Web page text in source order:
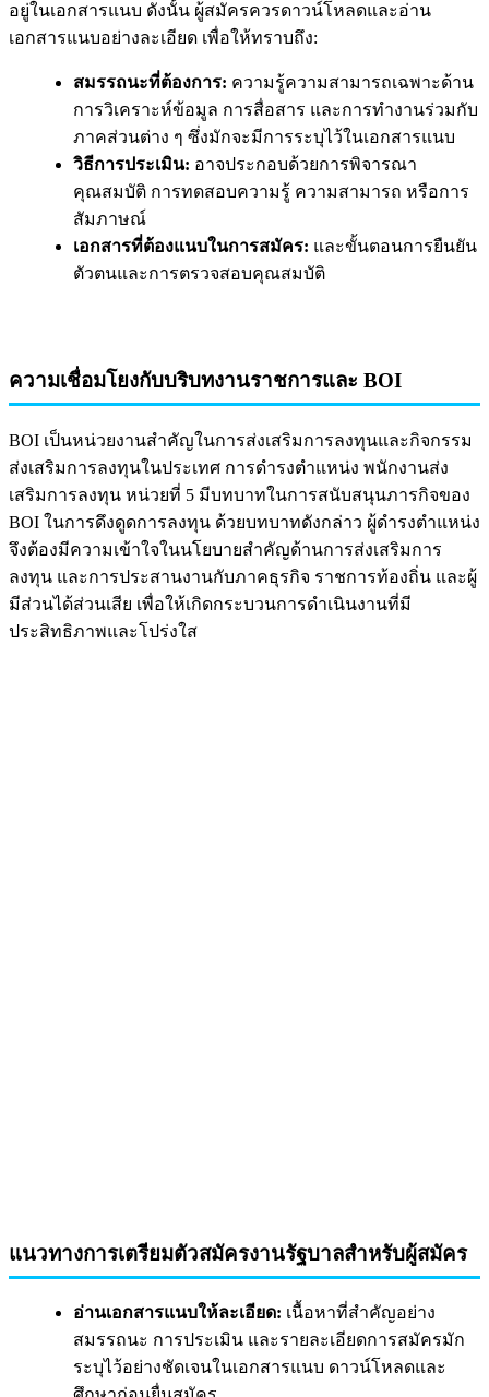
อยู่ในเอกสารแนบ ดังนั้น ผู้สมัครควรดาวน์โหลดและอ่าน
เอกสารแนบอย่างละเอียด เพื่อให้ทราบถึง:
สมรรถนะที่ต้องการ: ความรู้ความสามารถเฉพาะด้าน
การวิเคราะห์ข้อมูล การสื่อสาร และการทำงานร่วมกับ
ภาคส่วนต่าง ๆ ซึ่งมักจะมีการระบุไว้ในเอกสารแนบ
วิธีการประเมิน: อาจประกอบด้วยการพิจารณา
คุณสมบัติ การทดสอบความรู้ ความสามารถ หรือการ
สัมภาษณ์
เอกสารที่ต้องแนบในการสมัคร: และขั้นตอนการยืนยัน
ตัวตนและการตรวจสอบคุณสมบัติ
ความเชื่อมโยงกับบริบทงานราชการและ BOI
BOI เป็นหน่วยงานสำคัญในการส่งเสริมการลงทุนและกิจกรรม
ส่งเสริมการลงทุนในประเทศ การดำรงตำแหน่ง พนักงานส่ง
เสริมการลงทุน หน่วยที่ 5 มีบทบาทในการสนับสนุนภารกิจของ
BOI ในการดึงดูดการลงทุน ด้วยบทบาทดังกล่าว ผู้ดำรงตำแหน่ง
จึงต้องมีความเข้าใจในนโยบายสำคัญด้านการส่งเสริมการ
ลงทุน และการประสานงานกับภาคธุรกิจ ราชการท้องถิ่น และผู้
มีส่วนได้ส่วนเสีย เพื่อให้เกิดกระบวนการดำเนินงานที่มี
ประสิทธิภาพและโปร่งใส
แนวทางการเตรียมตัวสมัครงานรัฐบาลสำหรับผู้สมัคร
อ่านเอกสารแนบให้ละเอียด: เนื้อหาที่สำคัญอย่าง
สมรรถนะ การประเมิน และรายละเอียดการสมัครมัก
ระบุไว้อย่างชัดเจนในเอกสารแนบ ดาวน์โหลดและ